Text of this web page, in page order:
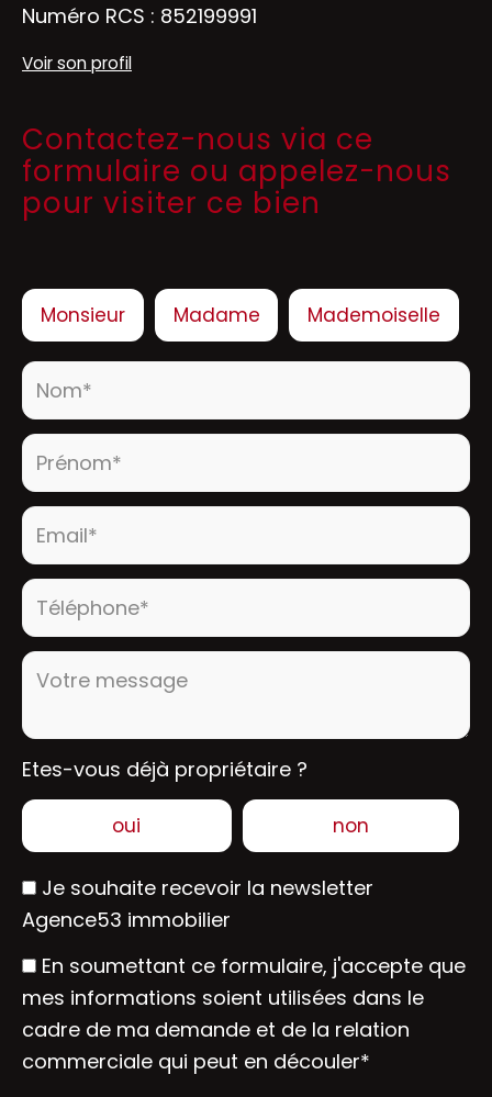
Numéro RCS : 852199991
Voir son profil
Contactez-nous via ce
formulaire ou appelez-nous
pour visiter ce bien
Civilité :
Monsieur Madame Mademoiselle
Nom* :
Prénom* :
Email* :
Téléphone* :
Votre message :
Etes-vous déjà propriétaire ?
oui non
Je souhaite recevoir la newsletter
Agence53 immobilier
En soumettant ce formulaire, j'accepte que
mes informations soient utilisées dans le
cadre de ma demande et de la relation
commerciale qui peut en découler*